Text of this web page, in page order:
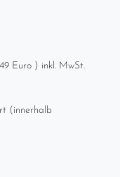
Euro ) inkl. MwSt.
(innerhalb